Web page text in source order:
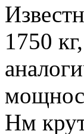
1750
Нм